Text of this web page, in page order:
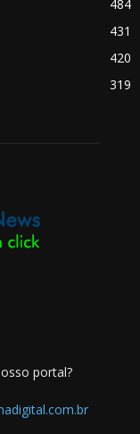
484
431
420
319
portal?